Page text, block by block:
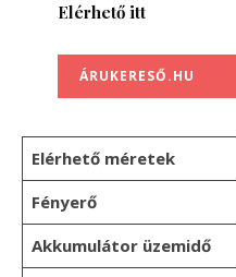
Elérhető itt
ÁRUKERESŐ.HU
Elérhető méretek
Fényerő
Akkumulátor üzemidő